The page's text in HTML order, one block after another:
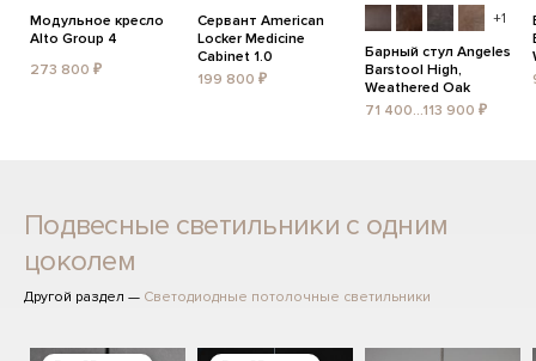
Модульное кресло
Alto Group 4
273 800 ₽
Сервант American
Locker Medicine
Cabinet 1.0
199 800 ₽
+1
Барный стул Angeles
Barstool High,
Weathered Oak
71 400...113 900 ₽
Подвесные светильники с одним
цоколем
Другой раздел — Светодиодные потолочные светильники